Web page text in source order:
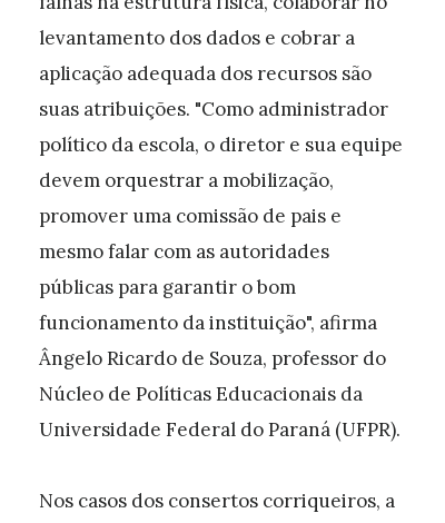
levantamento dos dados e cobrar a
aplicação adequada dos recursos são
suas atribuições. "Como administrador
político da escola, o diretor e sua equipe
devem orquestrar a mobilização,
promover uma comissão de pais e
mesmo falar com as autoridades
públicas para garantir o bom
funcionamento da instituição", afirma
Ângelo Ricardo de Souza, professor do
Núcleo de Políticas Educacionais da
Universidade Federal do Paraná (UFPR).
Nos casos dos consertos corriqueiros, a